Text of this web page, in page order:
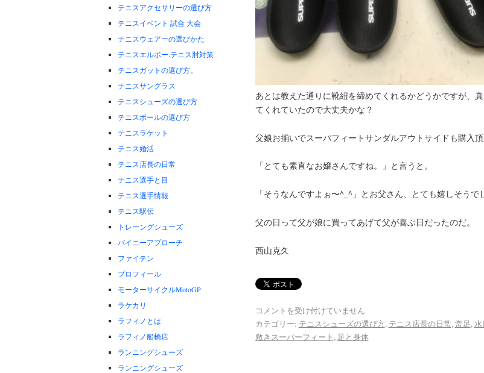
あとは教えた通りに靴紐を締めてくれるかどうかですが、
てくれていたので大丈夫かな？
父娘お揃いでスーパフィートサンダルアウトサイドも購入頂
「とても素直なお嬢さんですね。」と言うと。
「そうなんですよぉ〜^_^」とお父さん、とても嬉しそうで
父の日って父が娘に買ってあげて父が喜ぶ日だったのだ。
西山克久
コメントを受け付けていません
カテゴリー: テニスシューズの選び方, テニス店長の日常,常足,水
敷きスーパーフィート , 足と身体
テニスアクセサリーの選び方
テニスイベント 試合 大会
テニスウェアーの選びかた
テニスエルボー.テニス肘対策
テニスガットの選び方。
テニスサングラス
テニスシューズの選び方
テニスボールの選び方
テニスラケット
テニス婚活
テニス店長の日常
テニス選手と目
テニス選手情報
テニス駅伝
トレーングシューズ
バイニーアプローチ
ファイテン
プロフィール
モーターサイクルMotoGP
ラケカリ
ラフィノとは
ラフィノ船橋店
ランニングシューズ
ランニングシューズ